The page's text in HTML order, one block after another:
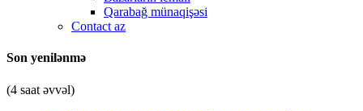
Qarabağ münaqişəsi
Contact az
Son yenilənmə
(4 saat əvvəl)